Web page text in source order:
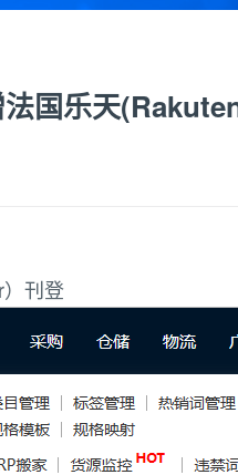
法国乐天
刊登